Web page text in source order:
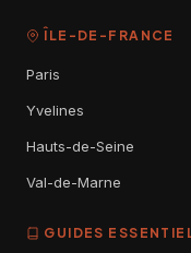
ÎLE-DE-FRANCE
Paris
Yvelines
Hauts-de-Seine
Val-de-Marne
GUIDES